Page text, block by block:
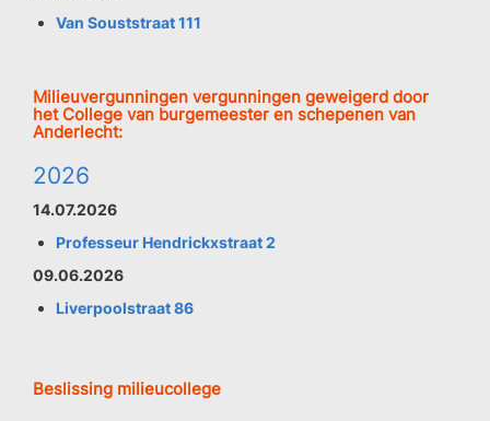
Van Souststraat 111
Milieuvergunningen vergunningen geweigerd door
het College van burgemeester en schepenen van
Anderlecht:
2026
14.07.2026
Professeur Hendrickxstraat 2
09.06.2026
Liverpoolstraat 86
Beslissing milieucollege